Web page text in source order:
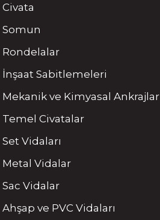
Civata
Somun
Rondelalar
İnşaat Sabitlemeleri
Mekanik ve Kimyasal Ankrajlar
Temel Civatalar
Set Vidaları
Metal Vidalar
Sac Vidalar
Ahşap ve PVC Vidaları